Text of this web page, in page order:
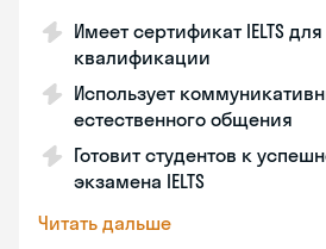
Имеет сертификат IELTS
квалификации
Использует
естественного общения
Готовит студентов к
экзамена IELTS
Читать дальше